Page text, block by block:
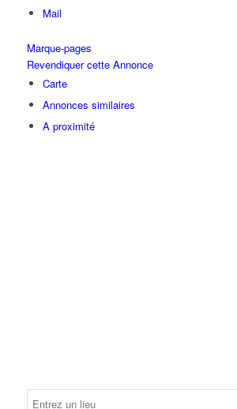
Mail
Marque-pages
Revendiquer cette Annonce
Carte
Annonces similaires
A proximité